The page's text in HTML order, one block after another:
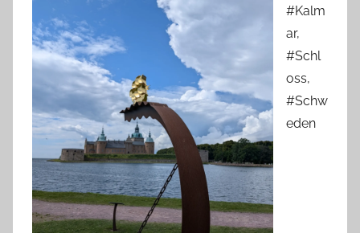
#Kalm
ar,
#Schl
oss,
#Schw
eden